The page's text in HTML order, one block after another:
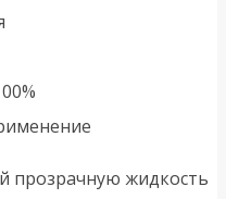
прозрачную жидкость